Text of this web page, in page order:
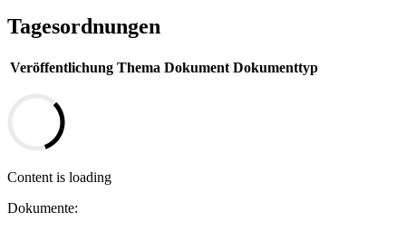
Tagesordnungen
Veröffentlichung Thema Dokument Dokumenttyp
Content is loading
Dokumente: